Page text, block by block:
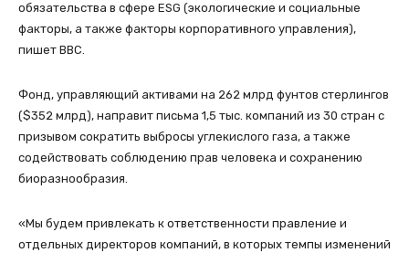
обязательства в сфере ESG (экологические и социальные
факторы, а также факторы корпоративного управления),
пишет BBC.
Фонд, управляющий активами на 262 млрд фунтов стерлингов
($352 млрд), направит письма 1,5 тыс. компаний из 30 стран с
призывом сократить выбросы углекислого газа, а также
содействовать соблюдению прав человека и сохранению
биоразнообразия.
«Мы будем привлекать к ответственности правление и
отдельных директоров компаний, в которых темпы изменений